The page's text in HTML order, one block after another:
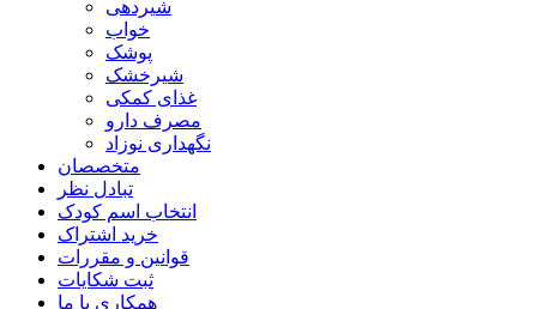
شیردهی
خواب
پوشک
شیرخشک
غذای کمکی
مصرف دارو
نگهداری نوزاد
متخصصان
تبادل نظر
انتخاب اسم کودک
خرید اشتراک
قوانین و مقررات
ثبت شکایات
همکاری با ما